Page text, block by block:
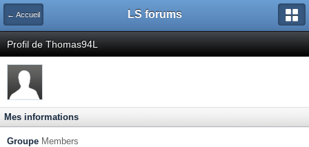
← Accueil LS forums
Profil de Thomas94L
Mes informations
Groupe Members